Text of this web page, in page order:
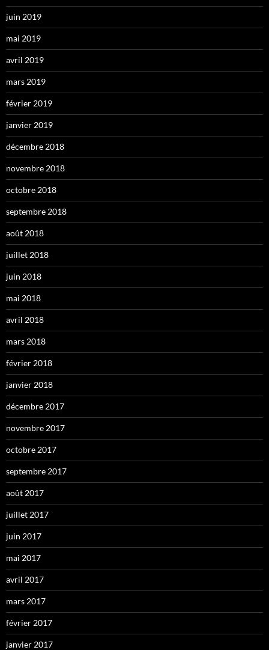
juin 2019
mai 2019
avril 2019
mars 2019
février 2019
janvier 2019
décembre 2018
novembre 2018
octobre 2018
septembre 2018
août 2018
juillet 2018
juin 2018
mai 2018
avril 2018
mars 2018
février 2018
janvier 2018
décembre 2017
novembre 2017
octobre 2017
septembre 2017
août 2017
juillet 2017
juin 2017
mai 2017
avril 2017
mars 2017
février 2017
janvier 2017